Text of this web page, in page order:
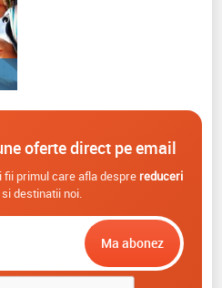
oferte direct pe email
primul care afla despre reduceri
destinatii noi.